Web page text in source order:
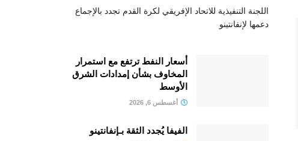
اللجنة التنفيذية للاتحاد الإفريقي لكرة القدم تجدد بالإجماع
دعمها لإنفانتينو
أسعار النفط ترتفع مع استمرار
المخاوف بشأن إمدادات الشرق
الأوسط
أغسطس 6, 2026
الفيفا يُجدد الثقة بـإنفانتينو